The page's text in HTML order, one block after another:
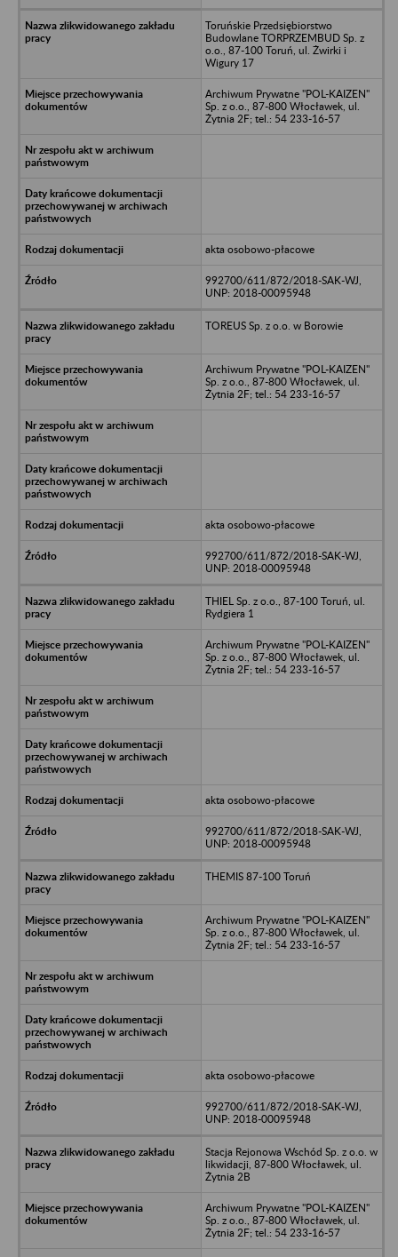
Toruńskie Przedsiębiorstwo
Budowlane TORPRZEMBUD Sp. z
o.o., 87-100 Toruń, ul. Żwirki i
Wigury 17
Archiwum Prywatne "POL-KAIZEN"
Sp. z o.o., 87-800 Włocławek, ul.
Żytnia 2F; tel.: 54 233-16-57
akta osobowo-płacowe
992700/611/872/2018-SAK-WJ,
UNP: 2018-00095948
TOREUS Sp. z o.o. w Borowie
Archiwum Prywatne "POL-KAIZEN"
Sp. z o.o., 87-800 Włocławek, ul.
Żytnia 2F; tel.: 54 233-16-57
akta osobowo-płacowe
992700/611/872/2018-SAK-WJ,
UNP: 2018-00095948
THIEL Sp. z o.o., 87-100 Toruń, ul.
Rydgiera 1
Archiwum Prywatne "POL-KAIZEN"
Sp. z o.o., 87-800 Włocławek, ul.
Żytnia 2F; tel.: 54 233-16-57
akta osobowo-płacowe
992700/611/872/2018-SAK-WJ,
UNP: 2018-00095948
THEMIS 87-100 Toruń
Archiwum Prywatne "POL-KAIZEN"
Sp. z o.o., 87-800 Włocławek, ul.
Żytnia 2F; tel.: 54 233-16-57
akta osobowo-płacowe
992700/611/872/2018-SAK-WJ,
UNP: 2018-00095948
Stacja Rejonowa Wschód Sp. z o.o. w
likwidacji, 87-800 Włocławek, ul.
Żytnia 2B
Archiwum Prywatne "POL-KAIZEN"
Sp. z o.o., 87-800 Włocławek, ul.
Żytnia 2F; tel.: 54 233-16-57